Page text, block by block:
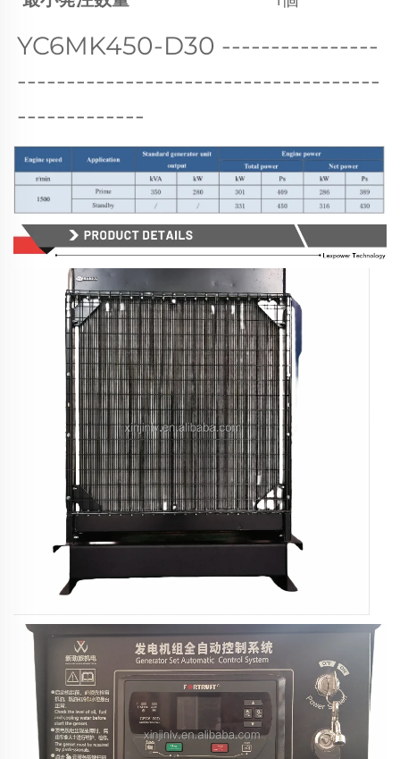
YC6MK450-D30 ----------------
-------------------------------------
-------------